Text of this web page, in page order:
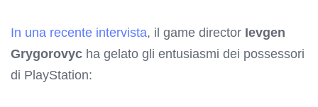
In una recente intervista, il game director Ievgen
Grygorovyc ha gelato gli entusiasmi dei possessori
di PlayStation: